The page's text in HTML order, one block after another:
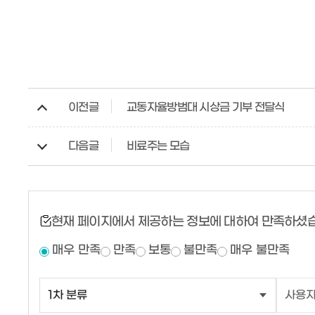
이전글 교동자율방범대 시상금 기부 전달식
다음글 비료주는 모습
현재 페이지에서 제공하는 정보에 대하여 만족하셨
매우 만족 만족 보통 불만족 매우 불만족